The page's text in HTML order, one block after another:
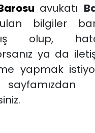
avukatı
bilgiler
olup,
ya da
yapmak